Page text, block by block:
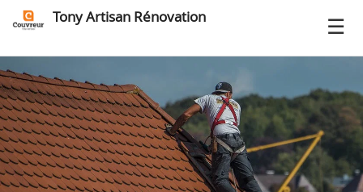
Tony Artisan Rénovation